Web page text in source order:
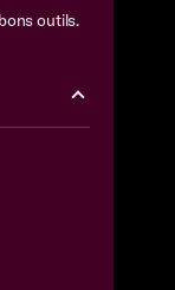
outils.